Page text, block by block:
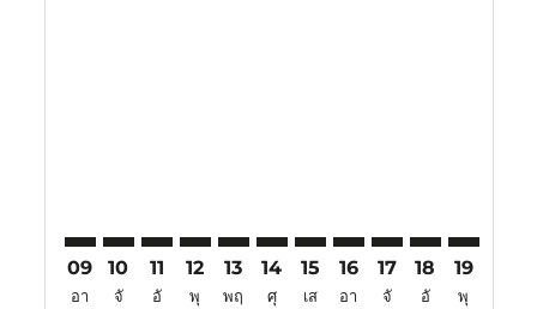
09
อา
10
จั
11
อั
12
พุ
13
พฤ
14
ศุ
15
เส
16
อา
17
จั
18
อั
19
พุ